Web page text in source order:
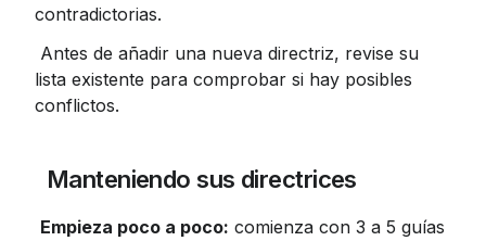
contradictorias.
lista existente para comprobar si hay posibles
conflictos.
Manteniendo sus directrices
Empieza poco a poco: comienza con 3 a 5 guías